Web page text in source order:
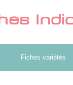
Fiches variétés